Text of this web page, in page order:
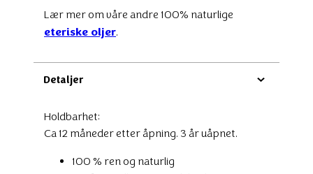
Lær mer om våre andre 100% naturlige
eteriske oljer.
Detaljer
Holdbarhet:
Ca 12 måneder etter åpning. 3 år uåpnet.
100 % ren og naturlig